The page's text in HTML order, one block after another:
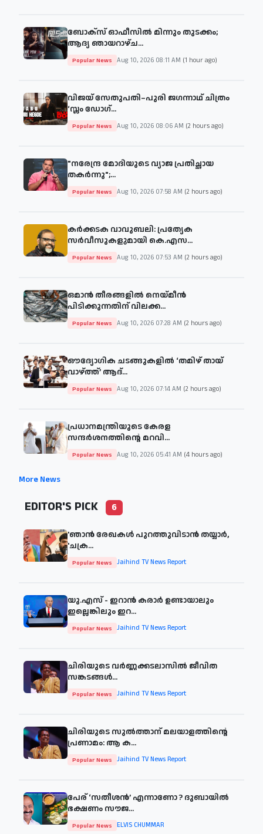
ബോക്‌സ് ഓഫീസിൽ മിന്നും തുടക്കം;
ആദ്യ ഞായറാഴ്ച...
Popular News Aug 10, 2026 08:11 AM (1 hour ago)
വിജയ് സേതുപതി–പുരി ജഗന്നാഥ് ചിത്രം
‘സ്ലം ഡോഗ്...
Popular News Aug 10, 2026 08:06 AM (2 hours ago)
"നരേന്ദ്ര മോദിയുടെ വ്യാജ പ്രതിച്ഛായ
തകർന്നു";...
Popular News Aug 10, 2026 07:58 AM (2 hours ago)
കർക്കടക വാവുബലി: പ്രത്യേക
സർവീസുകളുമായി കെ.എസ...
Popular News Aug 10, 2026 07:53 AM (2 hours ago)
ഒമാൻ തീരങ്ങളിൽ നെയ്മീൻ
പിടിക്കുന്നതിന് വിലക്ക...
Popular News Aug 10, 2026 07:28 AM (2 hours ago)
ഔദ്യോഗിക ചടങ്ങുകളിൽ ‘തമിഴ് തായ്
വാഴ്ത്ത്’ ആദ്...
Popular News Aug 10, 2026 07:14 AM (2 hours ago)
പ്രധാനമന്ത്രിയുടെ കേരള
സന്ദര്‍ശനത്തിന്റെ മറവി...
Popular News Aug 10, 2026 05:41 AM (4 hours ago)
More News
EDITOR'S PICK 6
'ഞാന്‍ രേഖകള്‍ പുറത്തുവിടാന്‍ തയ്യാര്‍,
'ചക്ര...
Popular News Jaihind TV News Report
യു.എസ് - ഇറാൻ കരാർ ഉണ്ടായാലും
ഇല്ലെങ്കിലും ഇറ...
Popular News Jaihind TV News Report
ചിരിയുടെ വര്‍ണ്ണക്കടലാസില്‍ ജീവിത
സങ്കടങ്ങള്‍...
Popular News Jaihind TV News Report
ചിരിയുടെ സുൽത്താന് മലയാളത്തിന്റെ
പ്രണാമം: ആ ക...
Popular News Jaihind TV News Report
പേര് ‘സതീശന്‍’ എന്നാണോ ? ദുബായില്‍
ഭക്ഷണം സൗജ...
Popular News ELVIS CHUMMAR